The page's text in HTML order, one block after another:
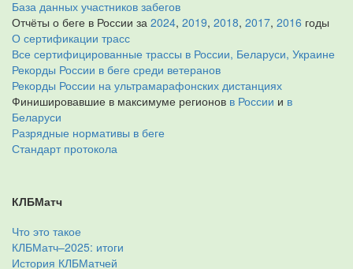
База данных участников забегов
Отчёты о беге в России за 2024, 2019, 2018, 2017, 2016 годы
О сертификации трасс
Все сертифицированные трассы в России, Беларуси, Украине
Рекорды России в беге среди ветеранов
Рекорды России на ультрамарафонских дистанциях
Финишировавшие в максимуме регионов в России и в
Беларуси
Разрядные нормативы в беге
Стандарт протокола
КЛБМатч
Что это такое
КЛБМатч–2025: итоги
История КЛБМатчей